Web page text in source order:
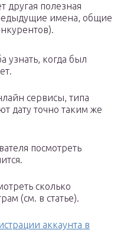
другая полезная
имена, общие
узнать, когда был
сервисы, типа
дату точно таким же
посмотреть
сколько
(см. в статье).
аккаунта в